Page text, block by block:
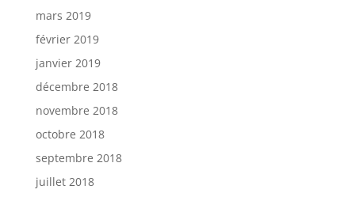
mars 2019
février 2019
janvier 2019
décembre 2018
novembre 2018
octobre 2018
septembre 2018
juillet 2018